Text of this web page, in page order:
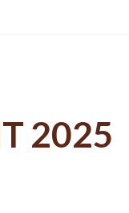
2025